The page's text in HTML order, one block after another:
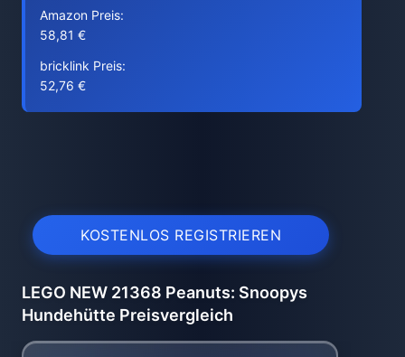
Amazon Preis:
58,81 €
bricklink Preis:
52,76 €
KOSTENLOS REGISTRIEREN
LEGO NEW 21368 Peanuts: Snoopys
Hundehütte Preisvergleich